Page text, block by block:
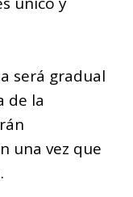
será gradual
de la
una vez que